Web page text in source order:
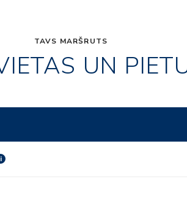
TAVS MARŠRUTS
UN
i